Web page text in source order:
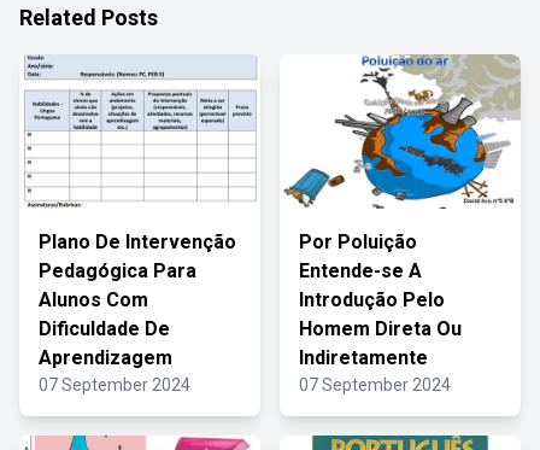
Related Posts
Plano De Intervenção
Pedagógica Para
Alunos Com
Dificuldade De
Aprendizagem
07 September 2024
Por Poluição
Entende-se A
Introdução Pelo
Homem Direta Ou
Indiretamente
07 September 2024